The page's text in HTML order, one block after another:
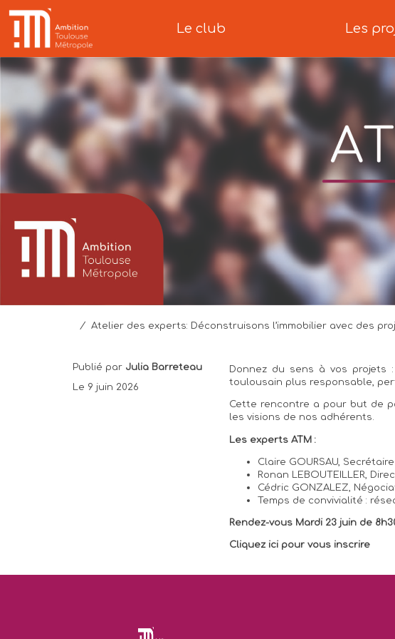
Le club Les
/ Atelier des experts: Déconstruisons l’immobilier avec des
Publié par Julia Barreteau
Le 9 juin 2026
Donnez du sens à vos projets
toulousain plus responsable,
Cette rencontre a pour but de
les visions de nos adhérents.
Les experts ATM :
Claire GOURSAU, Secrétaire
Ronan LEBOUTEILLER,
Cédric GONZALEZ,
Temps de convivialité :
Rendez-vous Mardi 23 juin de
Cliquez ici pour vous inscrire